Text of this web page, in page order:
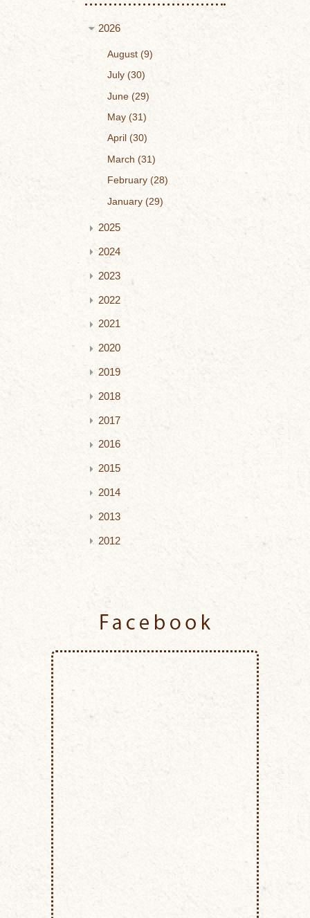
2026
August 9
July 30
June 29
May 31
April 30
March
31
February 28
January 29
2025
2024
2023
2022
2021
2020
2019
2018
2017
2016
2015
2014
2013
2012